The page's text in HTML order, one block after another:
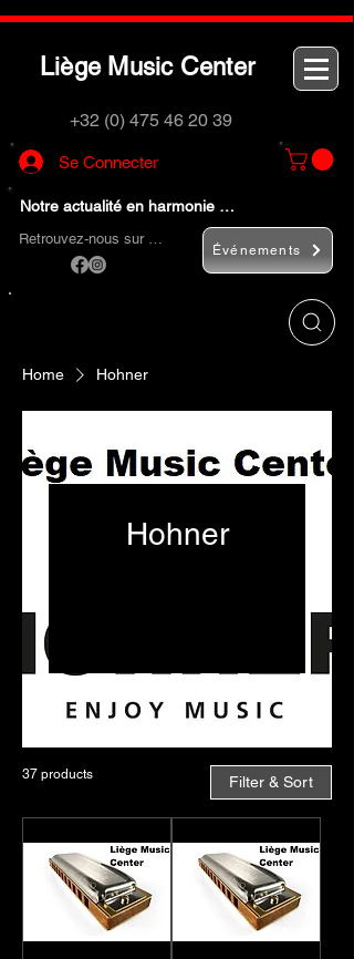
Liège M usic Center
+32 (0) 475 46 20 39
Se Connecter
Notre actualité en harmonie …
Retrouvez-nous sur …
Événements
Home Hohner
Hohner
modèles diatoniques et
pour leur qualité sonore
et leur durabilité. Les
harmonicas diatoniques,
idéaux pour le blues et le
folk, offrent une facilité
d’utilisation pour les
musiciens 🎼 de tous
37 products Filter & Sort